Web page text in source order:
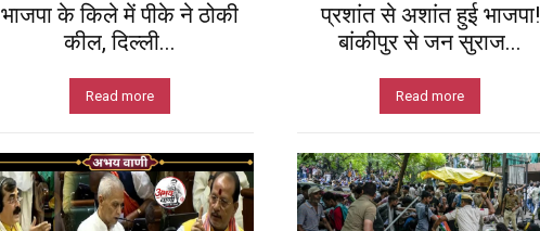
भाजपा के किले में पीके ने ठोकी
कील, दिल्ली...
Read more
प्रशांत से अशांत हुई भाजपा!
बांकीपुर से जन सुराज...
Read more